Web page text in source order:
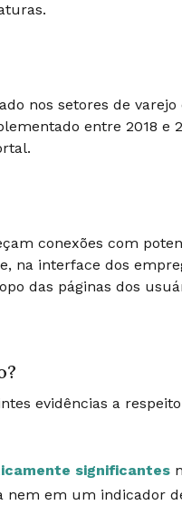
nos setores de varejo
entre 2018 e
conexões com
na interface dos
das páginas dos
evidências a
significantes
nem em um indicador